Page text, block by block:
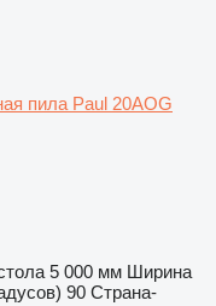
пила Paul 20AOG
5 000 мм Ширина
90 Страна-